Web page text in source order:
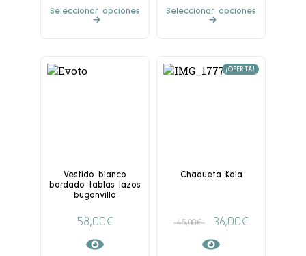
Seleccionar opciones Seleccionar opciones
Vestido blanco
bordado tablas lazos
buganvilla
58,00€
¡OFERTA!
Chaqueta Kala
45,00€ 36,00€